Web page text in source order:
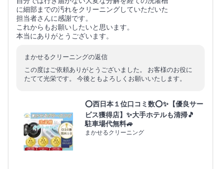
に細部までの汚れをクリーニングしていただいた
担当者さんに感謝です。
これからもお願いしたいと思います。
本当にありがとうございます。
まかせるクリーニングの返信
この度はご依頼ありがとうございました。 お客様のお役に
たてて光栄です。 今後ともよろしくお願いいたします。
⭕西日本１位口コミ数⭕✨【優良サー
ビス獲得店】✨大手ホテルも清掃🎵
駐車場代無料🚙
まかせるクリーニング